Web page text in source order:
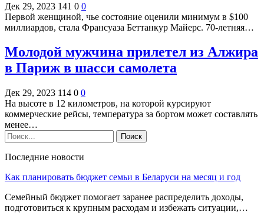
Дек 29, 2023 141 0 0
Первой женщиной, чье состояние оценили минимум в $100
миллиардов, стала Франсуаза Беттанкур Майерс. 70-летняя…
Молодой мужчина прилетел из Алжира
в Париж в шасси самолета
Дек 29, 2023 114 0 0
На высоте в 12 километров, на которой курсируют
коммерческие рейсы, температура за бортом может составлять
менее…
Последние новости
Как планировать бюджет семьи в Беларуси на месяц и год
Семейный бюджет помогает заранее распределить доходы,
подготовиться к крупным расходам и избежать ситуации,…